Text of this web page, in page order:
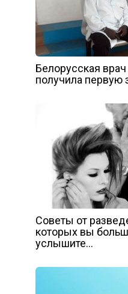
Белорусская
получила первую
Советы от
которых вы
услышите…